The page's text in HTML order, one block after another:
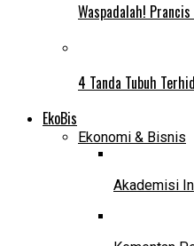
Waspadalah!
4 Tanda Tubuh
EkoBis
Ekonomi & Bisnis
Akademisi